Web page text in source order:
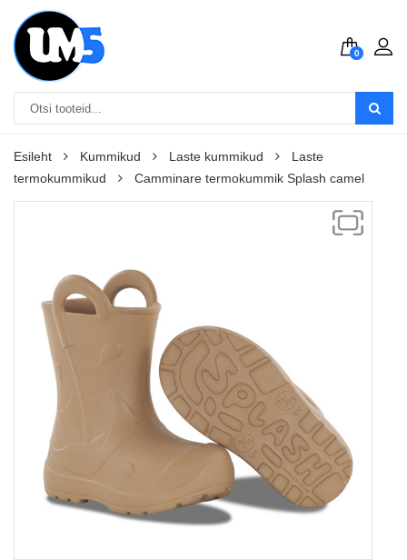
0
Esileht Kummikud Laste kummikud
Laste
termokummikud
Camminare termokummik Splash camel